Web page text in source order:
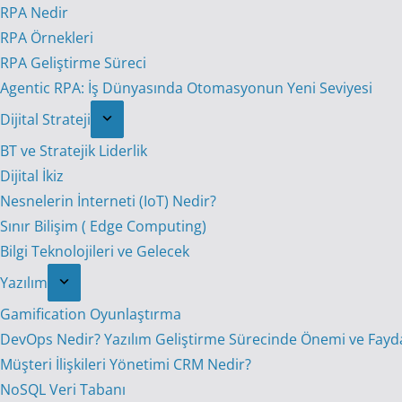
RPA Nedir
RPA Örnekleri
RPA Geliştirme Süreci
Agentic RPA: İş Dünyasında Otomasyonun Yeni Seviyesi
Dijital Strateji
BT ve Stratejik Liderlik
Dijital İkiz
Nesnelerin İnterneti (IoT) Nedir?
Sınır Bilişim ( Edge Computing)
Bilgi Teknolojileri ve Gelecek
Yazılım
Gamification Oyunlaştırma
DevOps Nedir? Yazılım Geliştirme Sürecinde Önemi ve
Müşteri İlişkileri Yönetimi CRM Nedir?
NoSQL Veri Tabanı